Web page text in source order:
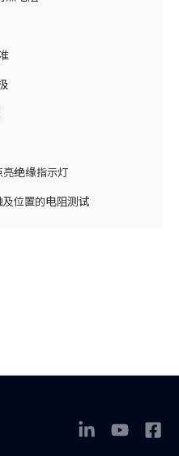
亮绝缘指示灯
及位置的电阻测试